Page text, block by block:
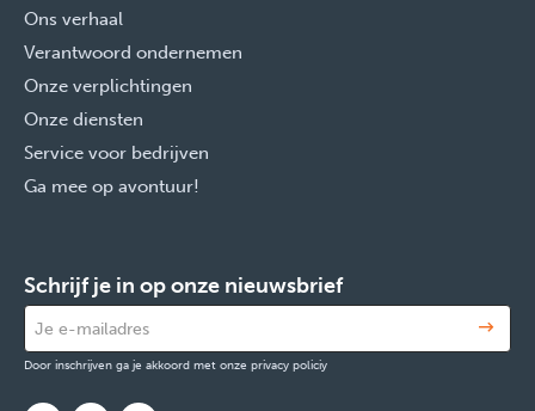
Ons verhaal
Verantwoord ondernemen
Onze verplichtingen
Onze diensten
Service voor bedrijven
Ga mee op avontuur!
Schrijf je in op onze nieuwsbrief
Door inschrijven ga je akkoord met onze privacy policiy